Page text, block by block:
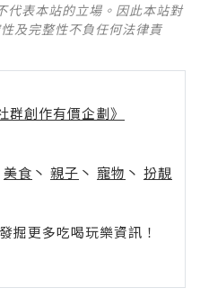
代表本站的立場。因此本站對
及完整性不負任何法律責
群創作有價企劃》
美食 丶 親子 丶 寵物 丶 扮靚
更多吃喝玩樂資訊！